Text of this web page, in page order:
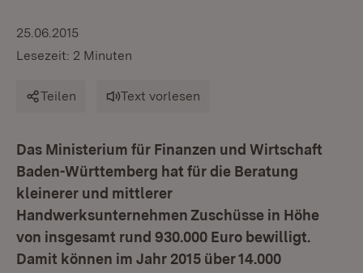
25.06.2015
Lesezeit: 2 Minuten
Teilen Text vorlesen
Das Ministerium für Finanzen und Wirtschaft
Baden-Württemberg hat für die Beratung
kleinerer und mittlerer
Handwerksunternehmen Zuschüsse in Höhe
von insgesamt rund 930.000 Euro bewilligt.
Damit können im Jahr 2015 über 14.000